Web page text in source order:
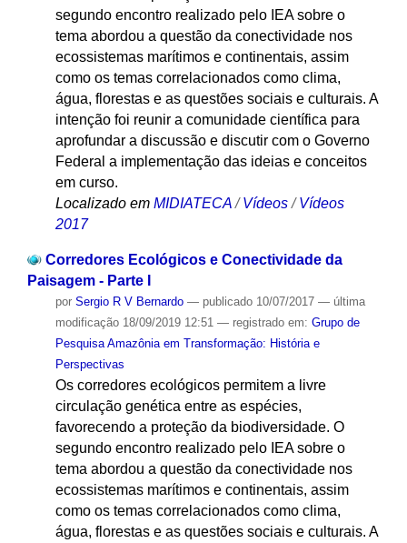
segundo encontro realizado pelo IEA sobre o
tema abordou a questão da conectividade nos
ecossistemas marítimos e continentais, assim
como os temas correlacionados como clima,
água, florestas e as questões sociais e culturais. A
intenção foi reunir a comunidade científica para
aprofundar a discussão e discutir com o Governo
Federal a implementação das ideias e conceitos
em curso.
Localizado em MIDIATECA /Vídeos /Vídeos
2017
Corredores Ecológicos e Conectividade da
Paisagem - Parte I
por Sergio R V Bernardo — publicado10/07/2017 — última
modificação18/09/2019 12:51 — registrado em: Grupo de
Pesquisa Amazônia em Transformação: História e
Perspectivas
Os corredores ecológicos permitem a livre
circulação genética entre as espécies,
favorecendo a proteção da biodiversidade. O
segundo encontro realizado pelo IEA sobre o
tema abordou a questão da conectividade nos
ecossistemas marítimos e continentais, assim
como os temas correlacionados como clima,
água, florestas e as questões sociais e culturais. A